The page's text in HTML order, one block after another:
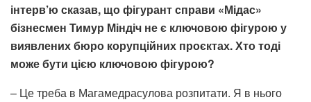
інтерв’ю сказав, що фігурант справи «Мідас»
бізнесмен Тимур Міндіч не є ключовою фігурою у
виявлених бюро корупційних проєктах. Хто тоді
може бути цією ключовою фігурою?
– Це треба в Магамедрасулова розпитати. Я в нього